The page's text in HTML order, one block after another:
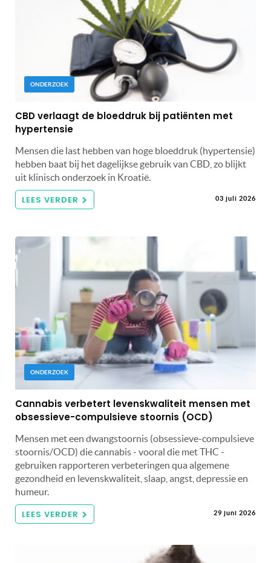
ONDERZOEK
CBD verlaagt de bloeddruk bij patiënten met
hypertensie
Mensen die last hebben van hoge bloeddruk (hypertensie)
hebben baat bij het dagelijkse gebruik van CBD, zo blijkt
uit klinisch onderzoek in Kroatië.
LEES VERDER 03 juli 2026
ONDERZOEK
Cannabis verbetert levenskwaliteit mensen met
obsessieve-compulsieve stoornis (OCD)
Mensen met een dwangstoornis (obsessieve-compulsieve
stoornis/OCD) die cannabis - vooral die met THC -
gebruiken rapporteren verbeteringen qua algemene
gezondheid en levenskwaliteit, slaap, angst, depressie en
humeur.
LEES VERDER 29 juni 2026